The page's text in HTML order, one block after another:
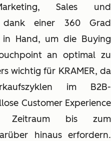
Sales und
dank einer 360 Grad
in Hand, um die Buying
an optimal zu
wichtig für KRAMER, da
im B2B-
Customer Experience
Zeitraum bis zum
hinaus erfordern.